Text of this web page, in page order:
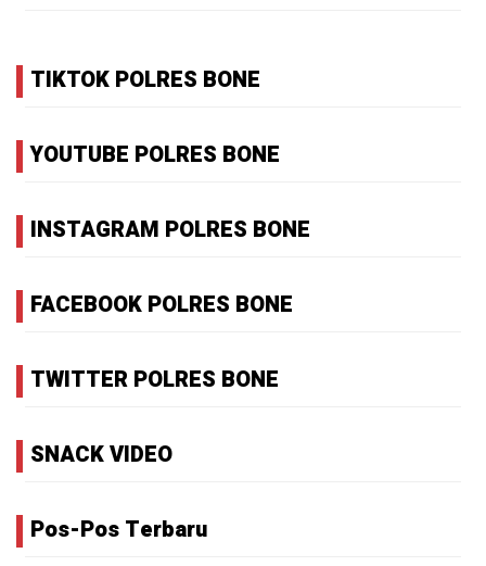
TIKTOK POLRES BONE
YOUTUBE POLRES BONE
INSTAGRAM POLRES BONE
FACEBOOK POLRES BONE
TWITTER POLRES BONE
SNACK VIDEO
Pos-Pos Terbaru